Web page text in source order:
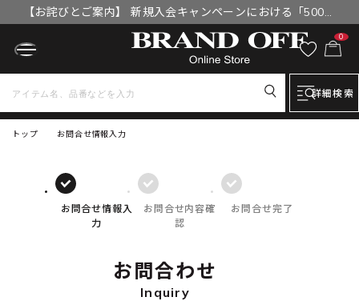
【お詫びとご案内】 新規入会キャンペーンにおける「500円
OFFクーポン」付与漏れと補填について
0
詳細検索
トップ お問合せ情報入力
お問合せ情報入
力
お問合せ内容確
認
お問合せ完了
お問合わせ
Inquiry